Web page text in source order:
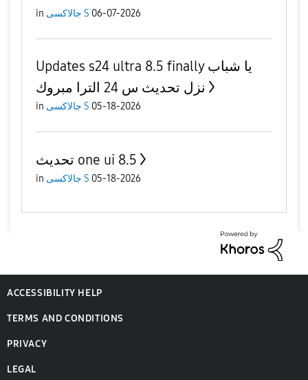
in جالاكسى S 06-07-2026
Updates s24 ultra 8.5 finally يا شباب
نزل تحديث س 24 الترا مبروك
in جالاكسى S 05-18-2026
تحديث one ui 8.5
in جالاكسى S 05-18-2026
ACCESSIBILITY HELP
TERMS AND CONDITIONS
PRIVACY
LEGAL